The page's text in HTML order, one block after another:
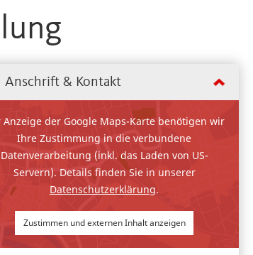
Anschrift & Kontakt
Anzeige der Google Maps-Karte benötigen wir
Ihre Zustimmung in die verbundene
Datenverarbeitung (inkl. das Laden von US-
Servern). Details finden Sie in unserer
Datenschutzerklärung.
Zustimmen und externen Inhalt anzeigen